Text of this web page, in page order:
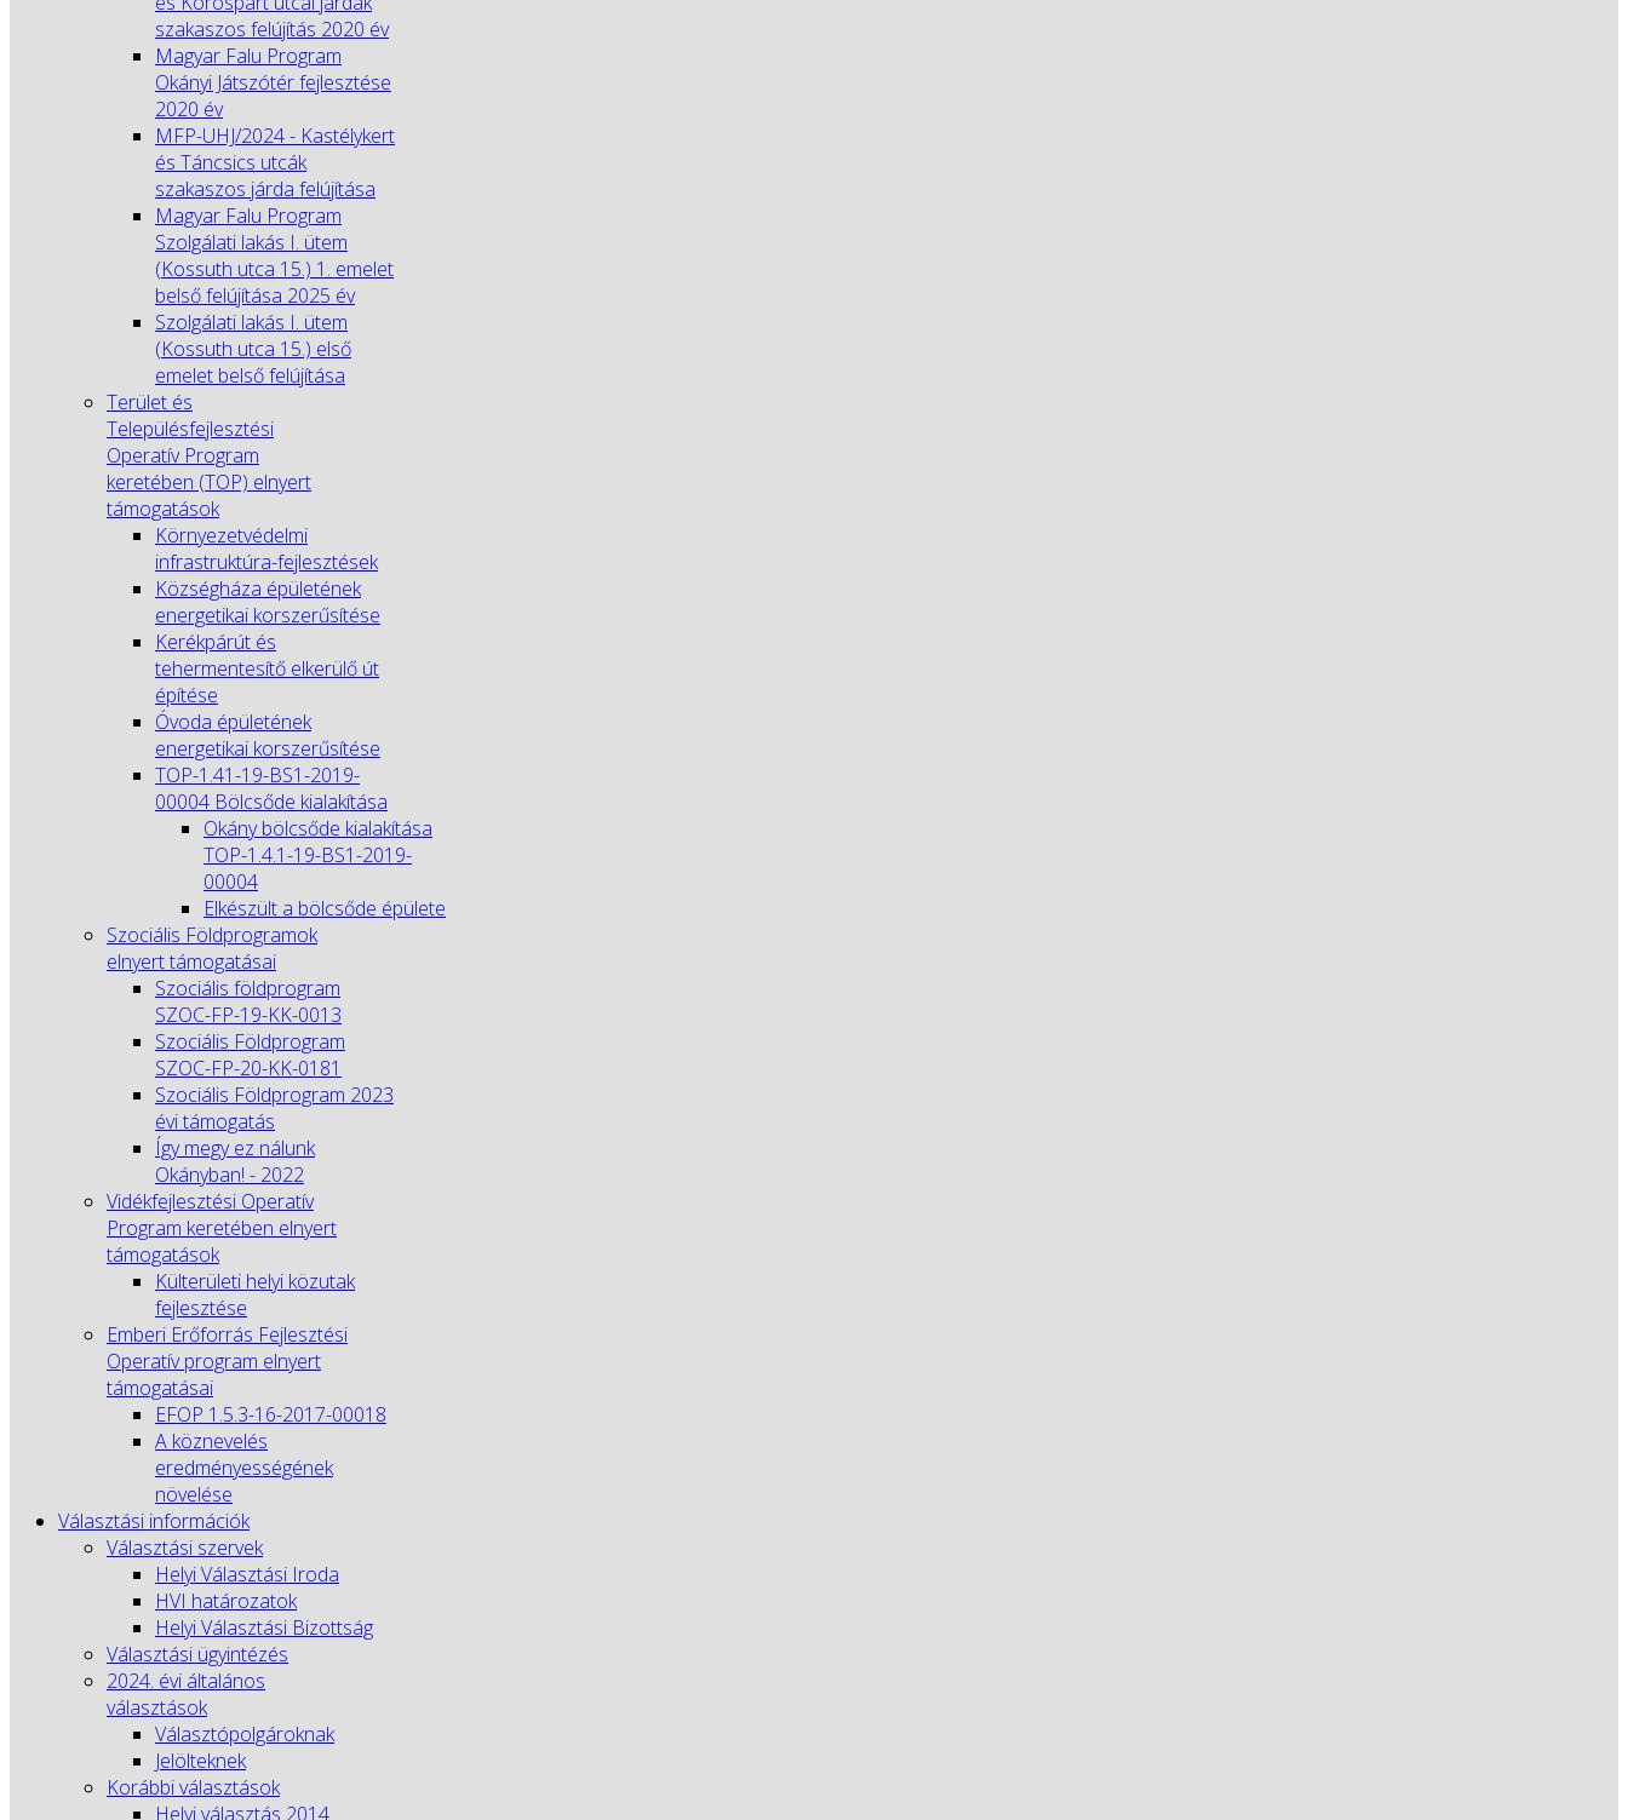
szakaszos felújítás 2020 év
Magyar Falu Program
Okányi Játszótér fejlesztése
2020 év
MFP-UHJ/2024 - Kastélykert
és Táncsics utcák
szakaszos járda felújítása
Magyar Falu Program
Szolgálati lakás I. ütem
(Kossuth utca 15.) 1. emelet
belső felújítása 2025 év
Szolgálati lakás I. ütem
(Kossuth utca 15.) első
emelet belső felújítása
Terület és
Településfejlesztési
Operatív Program
keretében (TOP) elnyert
támogatások
Környezetvédelmi
infrastruktúra-fejlesztések
Községháza épületének
energetikai korszerűsítése
Kerékpárút és
tehermentesítő elkerülő út
építése
Óvoda épületének
energetikai korszerűsítése
TOP-1.41-19-BS1-2019-
00004 Bölcsőde kialakítása
Okány bölcsőde kialakítása
TOP-1.4.1-19-BS1-2019-
00004
Elkészült a bölcsőde épülete
Szociális Földprogramok
elnyert támogatásai
Szociális földprogram
SZOC-FP-19-KK-0013
Szociális Földprogram
SZOC-FP-20-KK-0181
Szociális Földprogram 2023
évi támogatás
Így megy ez nálunk
Okányban! - 2022
Vidékfejlesztési Operatív
Program keretében elnyert
támogatások
Külterületi helyi közutak
fejlesztése
Emberi Erőforrás Fejlesztési
Operatív program elnyert
támogatásai
EFOP 1.5.3-16-2017-00018
A köznevelés
eredményességének
növelése
Választási információk
Választási szervek
Helyi Választási Iroda
HVI határozatok
Helyi Választási Bizottság
Választási ügyintézés
2024. évi általános
választások
Választópolgároknak
Jelölteknek
Korábbi választások
Helyi választás 2014